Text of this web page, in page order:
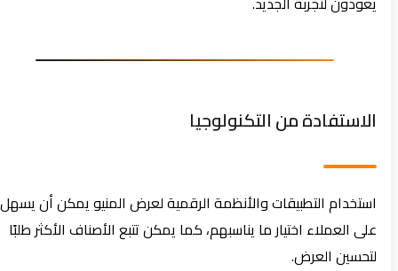
الاستفادة من التكنولوجيا
استخدام التطبيقات والأنظمة الرقمية لعرض المنيو يمكن أن يسهل
على العملاء اختيار ما يناسبهم، كما يمكن تتبع الأصناف الأكثر طلبًا
لتحسين العرض.